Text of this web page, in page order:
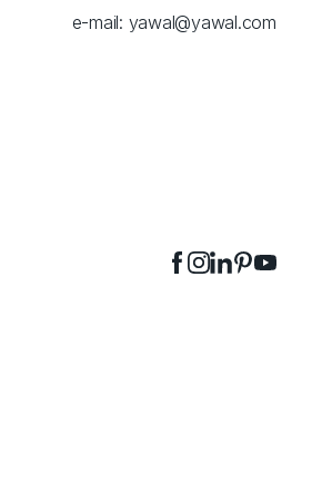
e-mail: yawal@yawal.com